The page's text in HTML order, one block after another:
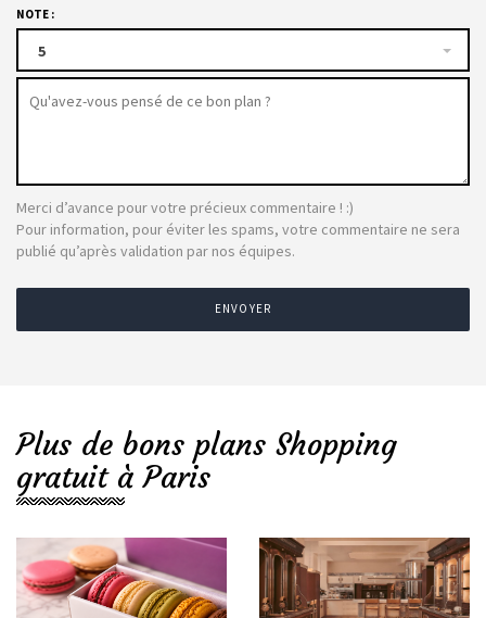
NOTE :
5
Merci d’avance pour votre précieux commentaire ! :)
Pour information, pour éviter les spams, votre commentaire ne sera
publié qu’après validation par nos équipes.
ENVOYER
Plus de bons plans Shopping
gratuit à Paris